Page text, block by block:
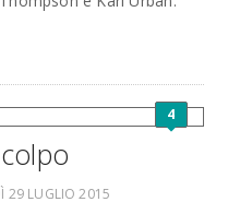
4
29 LUGLIO 2015